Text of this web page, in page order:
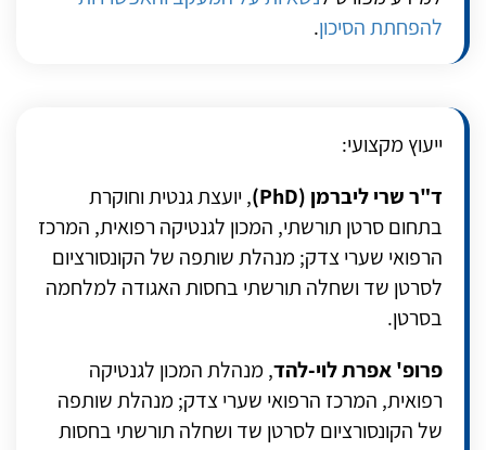
להפחתת הסיכון.
ייעוץ מקצועי:
ד"ר שרי ליברמן (PhD)
, יועצת גנטית וחוקרת
בתחום סרטן תורשתי, המכון לגנטיקה רפואית, המרכז
הרפואי שערי צדק; מנהלת שותפה של הקונסורציום
לסרטן שד ושחלה תורשתי בחסות האגודה למלחמה
בסרטן.
פרופ' אפרת לוי-להד, מנהלת המכון לגנטיקה
רפואית, המרכז הרפואי שערי צדק; מנהלת שותפה
של הקונסורציום לסרטן שד ושחלה תורשתי בחסות